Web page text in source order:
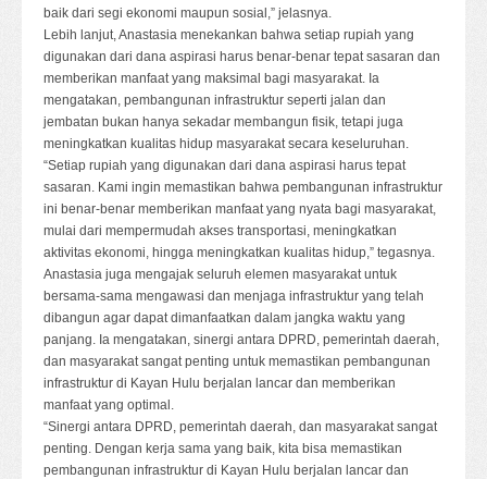
baik dari segi ekonomi maupun sosial,” jelasnya.
Lebih lanjut, Anastasia menekankan bahwa setiap rupiah yang
digunakan dari dana aspirasi harus benar-benar tepat sasaran dan
memberikan manfaat yang maksimal bagi masyarakat. Ia
mengatakan, pembangunan infrastruktur seperti jalan dan
jembatan bukan hanya sekadar membangun fisik, tetapi juga
meningkatkan kualitas hidup masyarakat secara keseluruhan.
“Setiap rupiah yang digunakan dari dana aspirasi harus tepat
sasaran. Kami ingin memastikan bahwa pembangunan infrastruktur
ini benar-benar memberikan manfaat yang nyata bagi masyarakat,
mulai dari mempermudah akses transportasi, meningkatkan
aktivitas ekonomi, hingga meningkatkan kualitas hidup,” tegasnya.
Anastasia juga mengajak seluruh elemen masyarakat untuk
bersama-sama mengawasi dan menjaga infrastruktur yang telah
dibangun agar dapat dimanfaatkan dalam jangka waktu yang
panjang. Ia mengatakan, sinergi antara DPRD, pemerintah daerah,
dan masyarakat sangat penting untuk memastikan pembangunan
infrastruktur di Kayan Hulu berjalan lancar dan memberikan
manfaat yang optimal.
“Sinergi antara DPRD, pemerintah daerah, dan masyarakat sangat
penting. Dengan kerja sama yang baik, kita bisa memastikan
pembangunan infrastruktur di Kayan Hulu berjalan lancar dan